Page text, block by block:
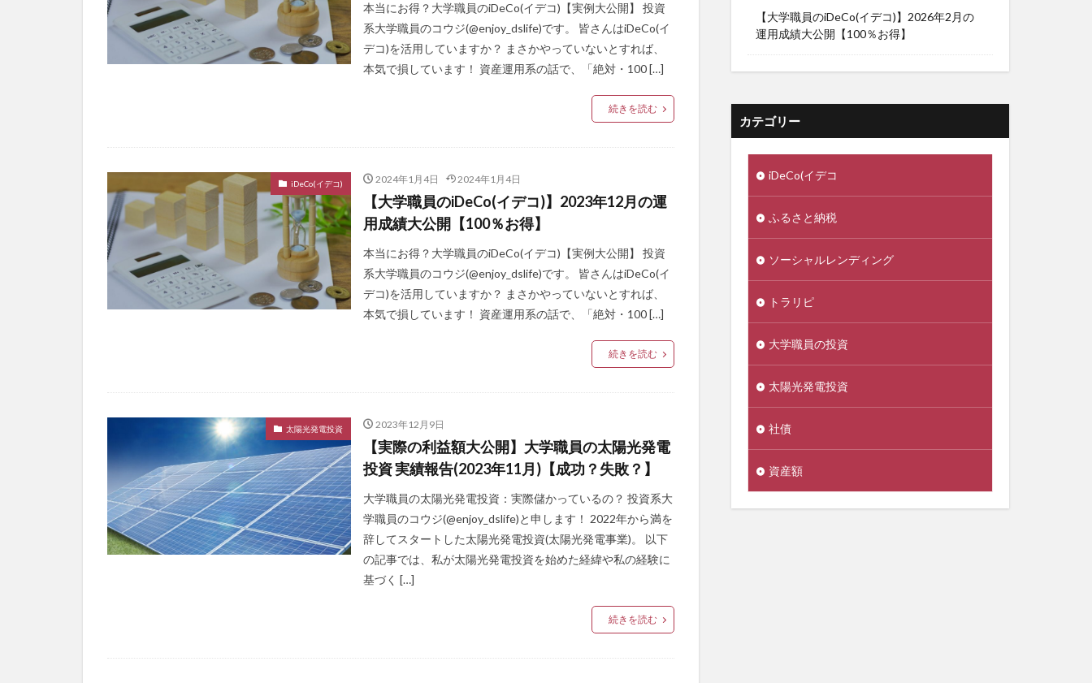
本当にお得？大学職員のiDeCo(イデコ)【実例大公開】 投資
系大学職員のコウジ(@enjoy_dslife)です。 皆さんはiDeCo(イ
デコ)を活用していますか？ まさかやっていないとすれば、
本気で損しています！ 資産運用系の話で、「絶対・100 […]
続きを読む
iDeCo(イデコ) 2024年1月4日 2024年1月4日
【大学職員のiDeCo(イデコ)】2023年12月の運
用成績大公開【100％お得】
本当にお得？大学職員のiDeCo(イデコ)【実例大公開】 投資
系大学職員のコウジ(@enjoy_dslife)です。 皆さんはiDeCo(イ
デコ)を活用していますか？ まさかやっていないとすれば、
本気で損しています！ 資産運用系の話で、「絶対・100 […]
続きを読む
太陽光発電投資 2023年12月9日
【実際の利益額大公開】大学職員の太陽光発電
投資 実績報告(2023年11月)【成功？失敗？】
大学職員の太陽光発電投資：実際儲かっているの？ 投資系大
学職員のコウジ(@enjoy_dslife)と申します！ 2022年から満を
辞してスタートした太陽光発電投資(太陽光発電事業)。 以下
の記事では、私が太陽光発電投資を始めた経緯や私の経験に
基づく […]
続きを読む
【大学職員のiDeCo(イデコ)】2026年2月の
運用成績大公開【100％お得】
カテゴリー
iDeCo(イデコ
ふるさと納税
ソーシャルレンディング
トラリピ
大学職員の投資
太陽光発電投資
社債
資産額